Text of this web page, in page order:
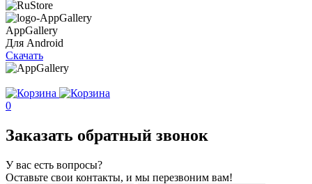
AppGallery
Для Android
Скачать
0
Заказать обратный звонок
У вас есть вопросы?
Оставьте свои контакты, и мы перезвоним вам!